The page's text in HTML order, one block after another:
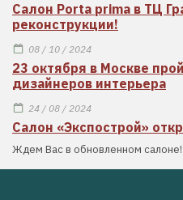
Салон Porta prima в ТЦ
реконструкции!
08 / 10 / 2024
23 октября в Москве
дизайнеров интерьера
24 / 08 / 2024
Салон «Экспострой»
Ждем Вас в обновленном салоне!